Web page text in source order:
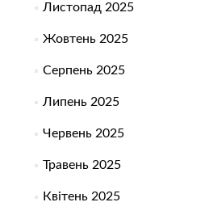
Листопад 2025
Жовтень 2025
Серпень 2025
Липень 2025
Червень 2025
Травень 2025
Квітень 2025